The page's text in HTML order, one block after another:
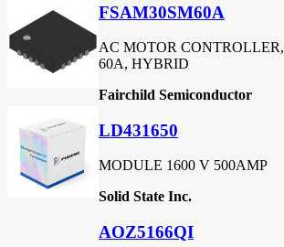
FSAM30SM60A
AC MOTOR CONTROLLER,
60A, HYBRID
Fairchild Semiconductor
LD431650
MODULE 1600 V 500AMP
Solid State Inc.
AOZ5166QI